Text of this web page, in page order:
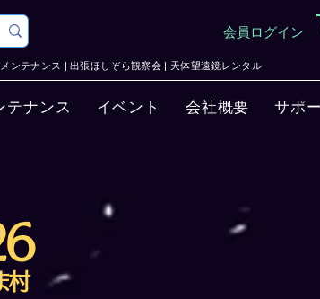
会員ログイン
テナンス | 出張ほしぞら観察会 | 天体望遠鏡レンタル
テナンス イベント 会社概要 サポ
村